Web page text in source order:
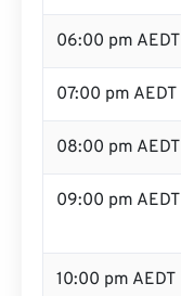
06:00 pm AEDT
07:00 pm AEDT
08:00 pm AEDT
09:00 pm AEDT
10:00 pm AEDT